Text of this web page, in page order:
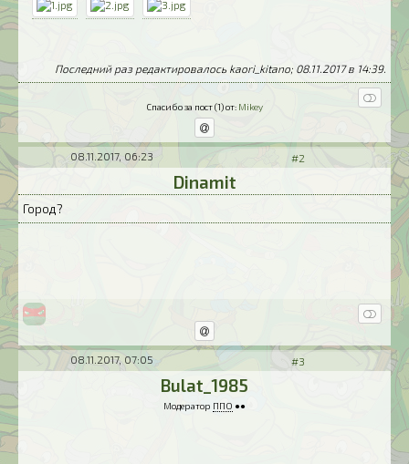
Последний раз редактировалось kaori_kitano; 08.11.2017 в 14:39.
Спасибо за пост (1) от: Mikey
08.11.2017, 06:23 #2
Dinamit
Город?
08.11.2017, 07:05 #3
Bulat_1985
Модератор ППО ●●